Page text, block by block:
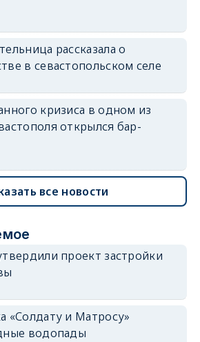
рассказала о
в севастопольском селе
кризиса в одном из
открылся бар-
все новости
проект застройки
«Солдату и Матросу»
водопады